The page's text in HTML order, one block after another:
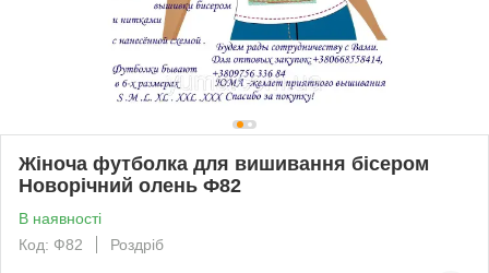
Жіноча футболка для вишивання бісером
Новорічний олень Ф82
В наявності
Код: Ф82
Роздріб